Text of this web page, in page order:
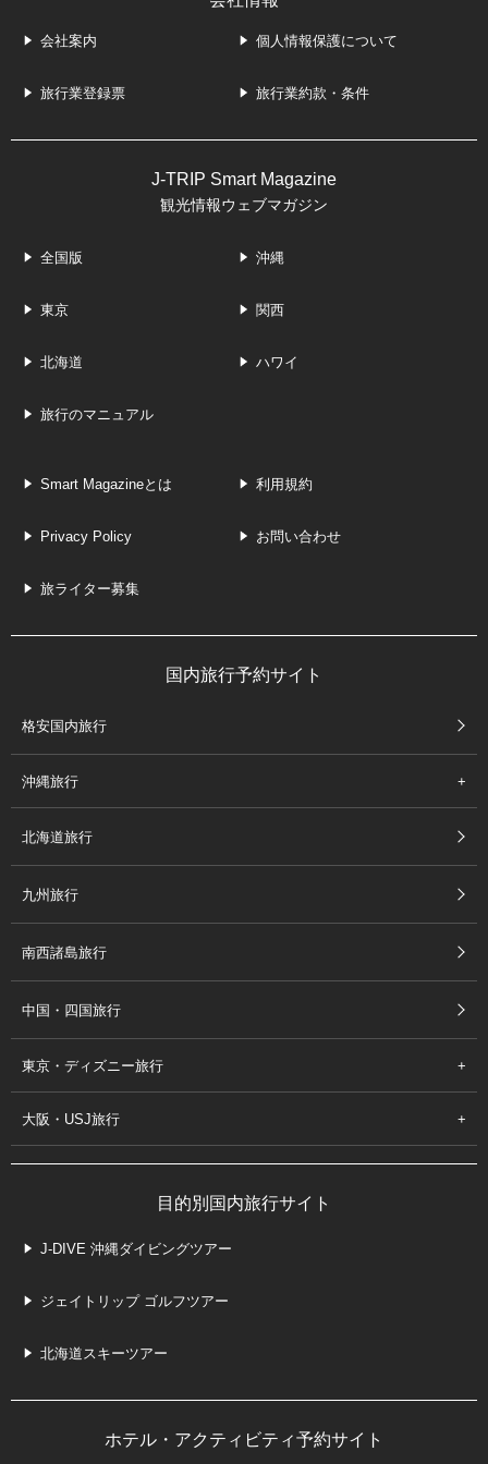
会社案内 個人情報保護について
旅行業登録票 旅行業約款・条件
J-TRIP Smart Magazine
観光情報ウェブマガジン
全国版 沖縄
東京 関西
北海道 ハワイ
旅行のマニュアル
Smart Magazineとは 利用規約
Privacy Policy お問い合わせ
旅ライター募集
国内旅行予約サイト
格安国内旅行
沖縄旅行
北海道旅行
九州旅行
南西諸島旅行
中国・四国旅行
東京・ディズニー旅行
大阪・USJ旅行
目的別国内旅行サイト
J-DIVE 沖縄ダイビングツアー
ジェイトリップ ゴルフツアー
北海道スキーツアー
ホテル・アクティビティ予約サイト